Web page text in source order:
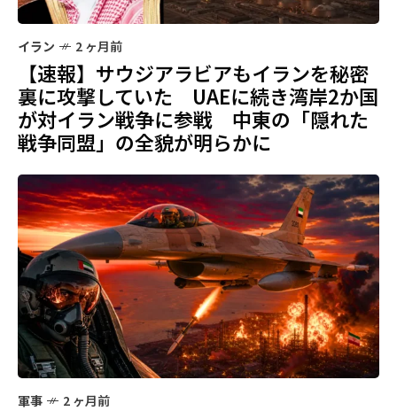
イラン 2 ヶ月前
【速報】サウジアラビアもイランを秘密
裏に攻撃していた UAEに続き湾岸2か国
が対イラン戦争に参戦 中東の「隠れた
戦争同盟」の全貌が明らかに
軍事 2 ヶ月前